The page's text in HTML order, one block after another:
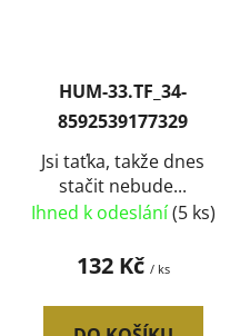
HUM-33.TF_34-
8592539177329
Jsi taťka, takže dnes
stačit nebude...
Ihned k odeslání(5 ks)
132 Kč / ks